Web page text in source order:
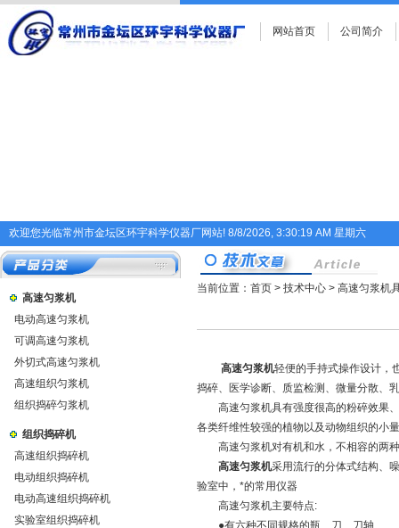
网站首页 公司简介
欢迎您光临常州市金坛区环宇科学仪器厂网站! 8/8/2026, 3:30:19 AM 星期六
高速匀浆机
电动高速匀浆机
可调高速匀浆机
外切式高速匀浆机
高速组织匀浆机
组织捣碎匀浆机
组织捣碎机
高速组织捣碎机
电动组织捣碎机
电动高速组织捣碎机
实验室组织捣碎机
当前位置： 首页 > 技术中心 > 高速匀浆机
高速匀浆机轻便的手持式操作设计，
捣碎、医学诊断、质监检测、微量分散、
高速匀浆机具有强度很高的粉碎效果、
各类纤维性较强的植物以及动物组织的小
高速匀浆机对有机和水，不相容的两种
高速匀浆机采用流行的分体式结构、
验室中，*的常用仪器
高速匀浆机主要特点:
●有六种不同规格的瓶、刀、刀轴